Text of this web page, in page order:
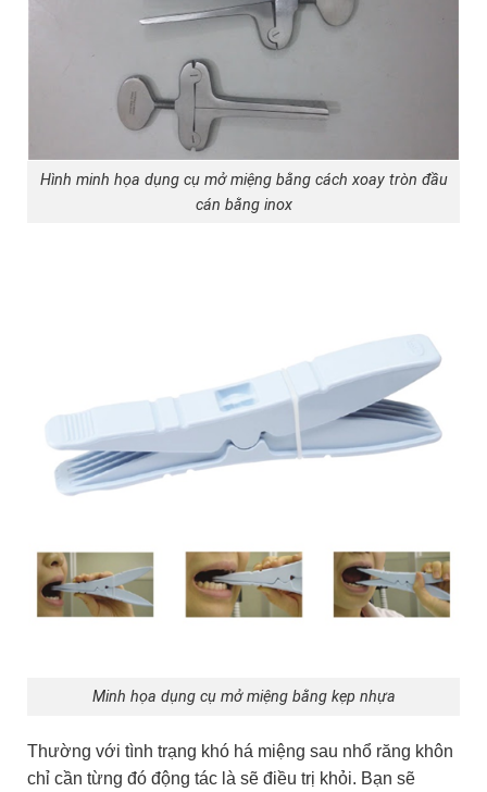
Hình minh họa dụng cụ mở miệng bằng cách xoay tròn đầu
cán bằng inox
Minh họa dụng cụ mở miệng bằng kẹp nhựa
Thường với tình trạng khó há miệng sau nhổ răng khôn
chỉ cần từng đó động tác là sẽ điều trị khỏi. Bạn sẽ